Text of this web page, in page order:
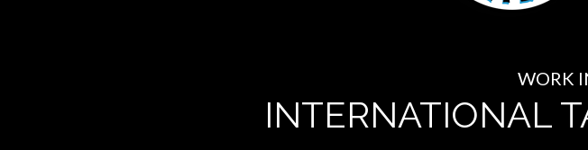
WORK
INTERNATIONAL